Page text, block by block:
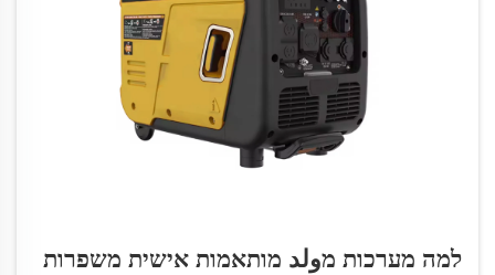
למה מערכות מولد מותאמות אישית משפרות